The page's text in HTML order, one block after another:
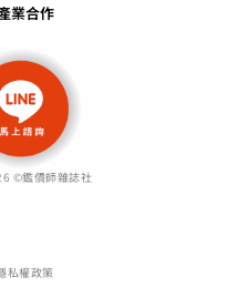
業合作
©鑑價師雜誌社
私權政策